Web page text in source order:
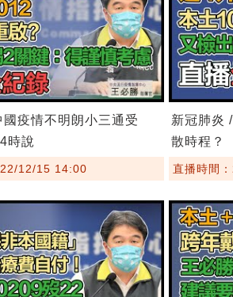
疫情不明朗小三通受
時說
12/15 14:00
新冠肺炎
散時程？
直播時間